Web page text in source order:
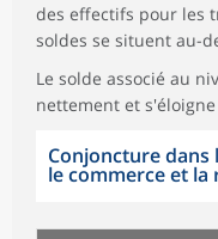
des effectifs pour les
soldes se situent au-
Le solde associé au
nettement et
Conjoncture dans
le commerce et